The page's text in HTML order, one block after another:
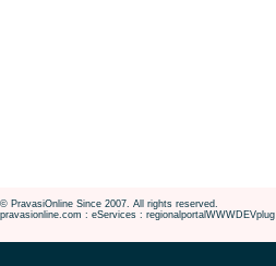
© PravasiOnline Since 2007. All rights reserved.
pravasionline.com : eServices : regionalportalWWWDEVplug